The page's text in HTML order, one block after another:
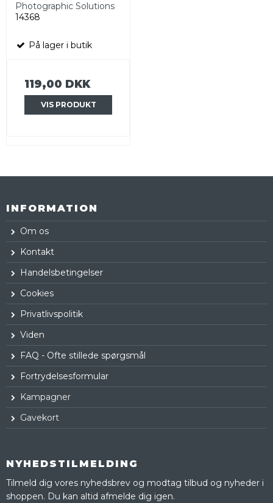
Photographic Solutions
14368
På lager i butik
119,00 DKK
VIS PRODUKT
INFORMATION
Om os
Kontakt
Handelsbetingelser
Cookies
Privatlivspolitik
Viden
FAQ - Ofte stillede spørgsmål
Fortrydelsesformular
Kampagner
Gavekort
NYHEDSTILMELDING
Tilmeld dig vores nyhedsbrev og modtag tilbud og nyheder i
shoppen. Du kan altid afmelde dig igen.